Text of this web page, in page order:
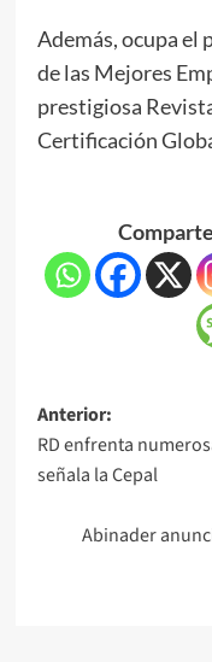
Además, ocupa el
de las Mejores
prestigiosa
Certificación
Anterior:
RD enfrenta
señala la Cepal
Abinader